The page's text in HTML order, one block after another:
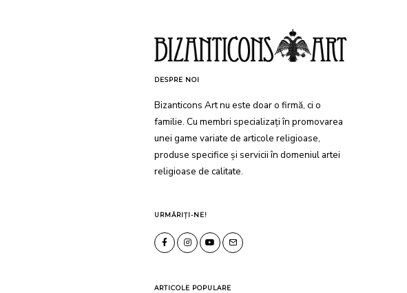
DESPRE NOI
Bizanticons Art nu este doar o firmă, ci o
familie. Cu membri specializați în promovarea
unei game variate de articole religioase,
produse specifice și servicii în domeniul artei
religioase de calitate.
URMĂRIȚI-NE!
ARTICOLE POPULARE